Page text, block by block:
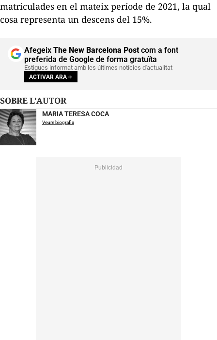
matriculades en el mateix període de 2021, la qual
cosa representa un descens del 15%.
Afegeix The New Barcelona Postcom a font
preferida de Google de forma gratuïta
Estigues informat amb les últimes notícies d'actualitat
ACTIVAR ARA
SOBRE L'AUTOR
MARIA TERESA COCA
Veure biografia